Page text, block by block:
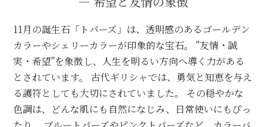
11月の誕生石「トパーズ」は、透明感のあるゴールデン
カラーやシェリーカラーが印象的な宝石。 "友情・誠
実・希望"を象徴し、人生を明るい方向へ導く力がある
とされています。 古代ギリシャでは、勇気と知恵を与え
る護符としても大切にされていました。 その穏やかな
色調は、どんな肌にも自然になじみ、日常使いにもぴっ